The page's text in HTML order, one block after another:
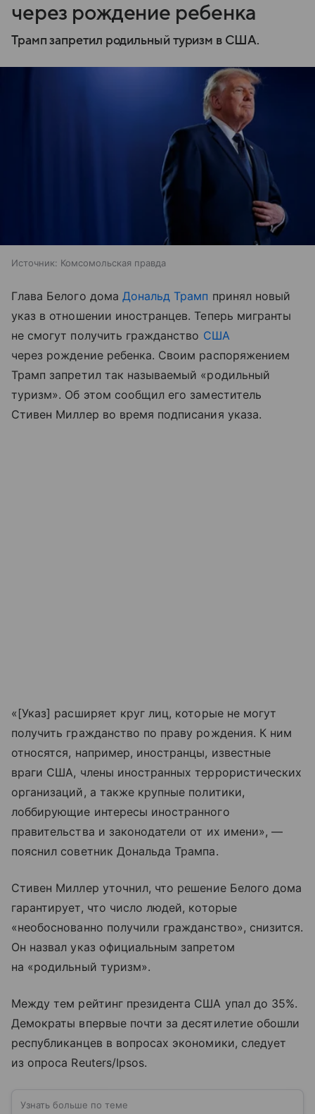
через рождение ребенка
Трамп запретил родильный туризм в США.
Источник: Комсомольская правда
Глава Белого дома Дональд Трамп принял новый
указ в отношении иностранцев. Теперь мигранты
не смогут получить гражданство США
через рождение ребенка. Своим распоряжением
Трамп запретил так называемый «родильный
туризм». Об этом сообщил его заместитель
Стивен Миллер во время подписания указа.
«[Указ] расширяет круг лиц, которые не могут
получить гражданство по праву рождения. К ним
относятся, например, иностранцы, известные
враги США, члены иностранных террористических
организаций, а также крупные политики,
лоббирующие интересы иностранного
правительства и законодатели от их имени», —
пояснил советник Дональда Трампа.
Стивен Миллер уточнил, что решение Белого дома
гарантирует, что число людей, которые
«необоснованно получили гражданство», снизится.
Он назвал указ официальным запретом
на «родильный туризм».
Между тем рейтинг президента США упал до 35%.
Демократы впервые почти за десятилетие обошли
республиканцев в вопросах экономики, следует
из опроса Reuters/Ipsos.
Узнать больше по теме